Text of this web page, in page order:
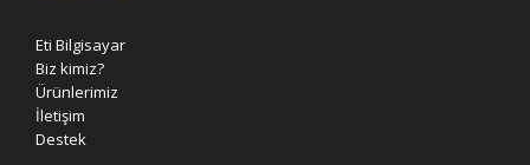
Eti Bilgisayar
Biz kimiz?
Ürünlerimiz
İletişim
Destek